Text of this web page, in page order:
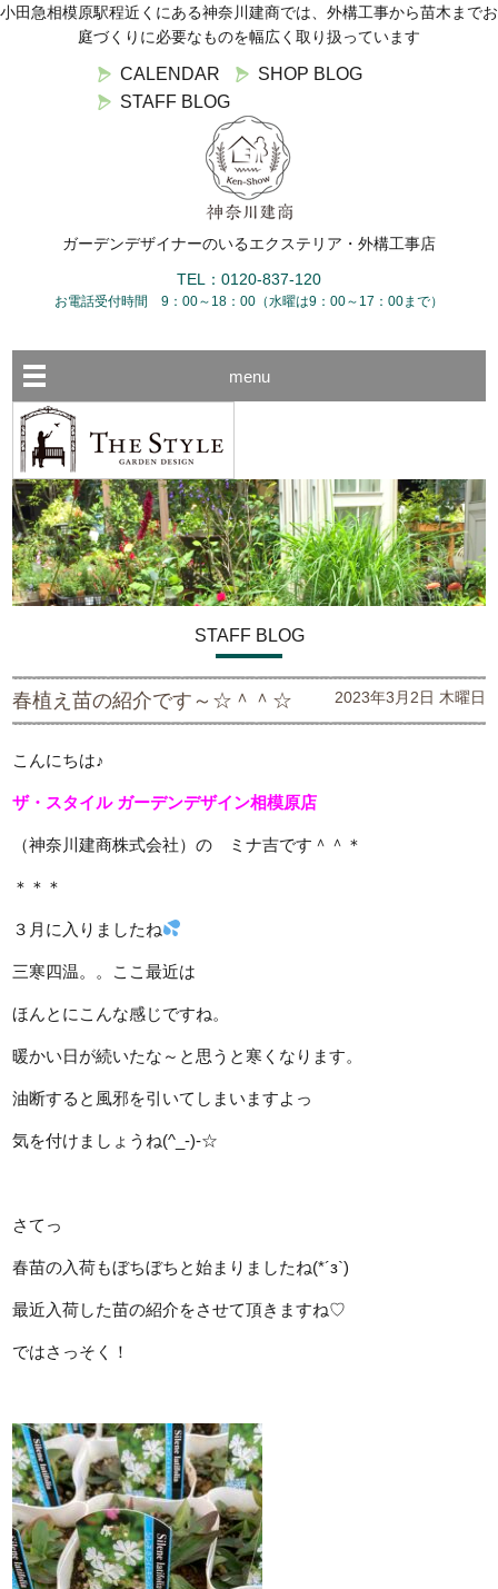
小田急相模原駅程近くにある神奈川建商では、外構工事から苗木までお
庭づくりに必要なものを幅広く取り扱っています
CALENDAR
SHOP BLOG
STAFF BLOG
ガーデンデザイナーのいるエクステリア・外構工事店
TEL：0120-837-120
お電話受付時間 9：00～18：00（水曜は9：00～17：00まで）
menu
STAFF BLOG
春植え苗の紹介です～☆＾＾☆ 2023年3月2日 木曜日
こんにちは♪
ザ・スタイル ガーデンデザイン相模原店
（神奈川建商株式会社）の ミナ吉です＾＾＊
＊＊＊
３月に入りましたね
三寒四温。。ここ最近は
ほんとにこんな感じですね。
暖かい日が続いたな～と思うと寒くなります。
油断すると風邪を引いてしまいますよっ
気を付けましょうね(^_-)-☆
さてっ
春苗の入荷もぼちぼちと始まりましたね(*´з`)
最近入荷した苗の紹介をさせて頂きますね♡
ではさっそく！